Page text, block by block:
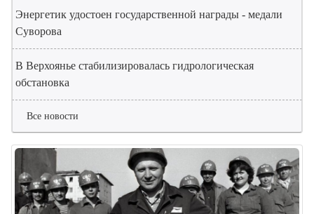
Энергетик удостоен государственной награды - медали
Суворова
В Верхоянье стабилизировалась гидрологическая
обстановка
Все новости